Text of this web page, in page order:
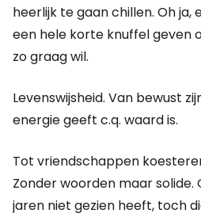
heerlijk te gaan chillen. Oh ja,
een hele korte knuffel geven
zo graag wil.
Levenswijsheid. Van bewust
energie geeft c.q. waard is.
Tot vriendschappen
Zonder woorden maar solide.
jaren niet gezien heeft, toch